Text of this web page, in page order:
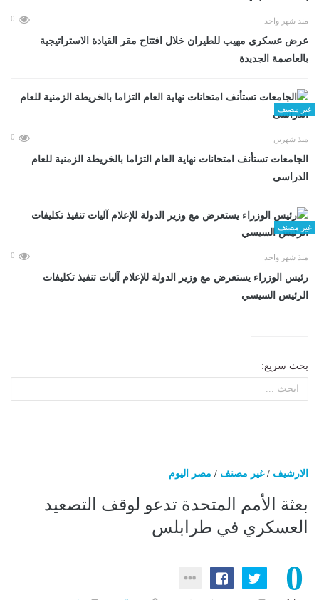
منذ شهر واحد 0
عرض عسكرى مهيب للطيران خلال افتتاح مقر القيادة الاستراتيجية
بالعاصمة الجديدة
غير مصنف
منذ شهرين 0
الجامعات تستأنف امتحانات نهاية العام التزاما بالخريطة الزمنية للعام
الدراسى
غير مصنف
منذ شهر واحد 0
رئيس الوزراء يستعرض مع وزير الدولة للإعلام آليات تنفيذ تكليفات
الرئيس السيسي
بحث سريع:
الارشيف /غير مصنف / مصر اليوم
بعثة الأمم المتحدة تدعو لوقف التصعيد
العسكري في طرابلس
0